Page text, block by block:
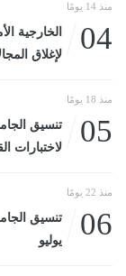
منذ 14 يومًا
04
الخارجية
لإغلاق
منذ 18 يومًا
05
لاختبارات
منذ 22 يومًا
06
يوليو